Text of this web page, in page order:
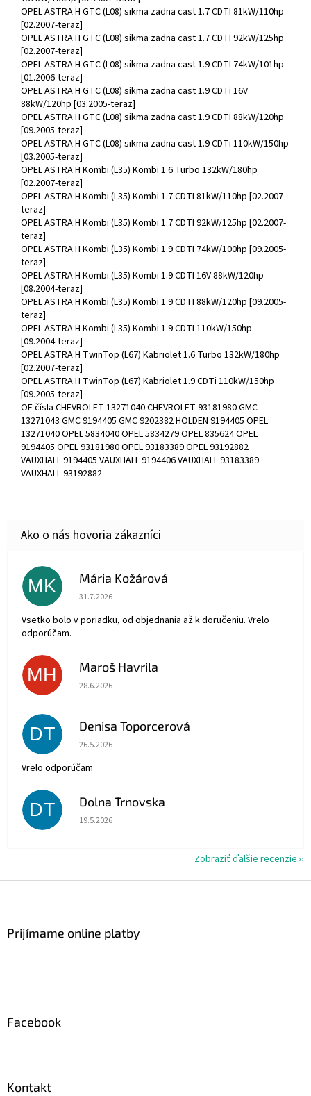
OPEL ASTRA H GTC (L08) sikma zadna cast 1.7 CDTI 81kW/110hp
[02.2007-teraz]
OPEL ASTRA H GTC (L08) sikma zadna cast 1.7 CDTI 92kW/125hp
[02.2007-teraz]
OPEL ASTRA H GTC (L08) sikma zadna cast 1.9 CDTI 74kW/101hp
[01.2006-teraz]
OPEL ASTRA H GTC (L08) sikma zadna cast 1.9 CDTi 16V
88kW/120hp [03.2005-teraz]
OPEL ASTRA H GTC (L08) sikma zadna cast 1.9 CDTI 88kW/120hp
[09.2005-teraz]
OPEL ASTRA H GTC (L08) sikma zadna cast 1.9 CDTi 110kW/150hp
[03.2005-teraz]
OPEL ASTRA H Kombi (L35) Kombi 1.6 Turbo 132kW/180hp
[02.2007-teraz]
OPEL ASTRA H Kombi (L35) Kombi 1.7 CDTI 81kW/110hp [02.2007-
teraz]
OPEL ASTRA H Kombi (L35) Kombi 1.7 CDTI 92kW/125hp [02.2007-
teraz]
OPEL ASTRA H Kombi (L35) Kombi 1.9 CDTI 74kW/100hp [09.2005-
teraz]
OPEL ASTRA H Kombi (L35) Kombi 1.9 CDTI 16V 88kW/120hp
[08.2004-teraz]
OPEL ASTRA H Kombi (L35) Kombi 1.9 CDTI 88kW/120hp [09.2005-
teraz]
OPEL ASTRA H Kombi (L35) Kombi 1.9 CDTI 110kW/150hp
[09.2004-teraz]
OPEL ASTRA H TwinTop (L67) Kabriolet 1.6 Turbo 132kW/180hp
[02.2007-teraz]
OPEL ASTRA H TwinTop (L67) Kabriolet 1.9 CDTi 110kW/150hp
[09.2005-teraz]
OE čísla CHEVROLET 13271040 CHEVROLET 93181980 GMC
13271043 GMC 9194405 GMC 9202382 HOLDEN 9194405 OPEL
13271040 OPEL 5834040 OPEL 5834279 OPEL 835624 OPEL
9194405 OPEL 93181980 OPEL 93183389 OPEL 93192882
VAUXHALL 9194405 VAUXHALL 9194406 VAUXHALL 93183389
VAUXHALL 93192882
MK Mária Kožárová
Hodnotenie obchodu je 5 z 5 hviezdičiek.
31.7.2026
Vsetko bolo v poriadku, od objednania až k doručeniu. Vrelo
odporúčam.
MH Maroš Havrila
Hodnotenie obchodu je 5 z 5 hviezdičiek.
28.6.2026
DT Denisa Toporcerová
Hodnotenie obchodu je 5 z 5 hviezdičiek.
26.5.2026
Vrelo odporúčam
DT Dolna Trnovska
Hodnotenie obchodu je 5 z 5 hviezdičiek.
19.5.2026
Zobraziť ďalšie recenzie
Prijímame online platby
Facebook
Kontakt